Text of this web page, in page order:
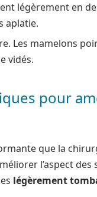
légèrement en
aplatie.
Les mamelons
vidés.
pour
que la
l’aspect des
légèrement